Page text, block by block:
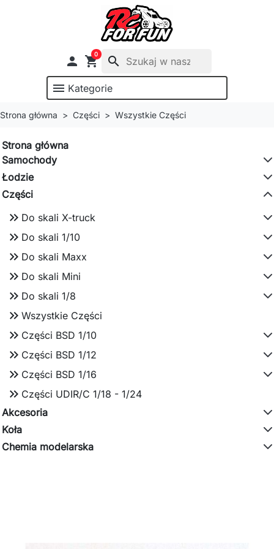
 shopping_cart
0
search
menu Kategorie
Strona główna Części Wszystkie Części
Strona główna
Samochody
Łodzie
Części
keyboard_double_arrow_right Do skali X-truck
keyboard_double_arrow_right Do skali 1/10
keyboard_double_arrow_right Do skali Maxx
keyboard_double_arrow_right Do skali Mini
keyboard_double_arrow_right Do skali 1/8
keyboard_double_arrow_right Wszystkie Części
keyboard_double_arrow_right Części BSD 1/10
keyboard_double_arrow_right Części BSD 1/12
keyboard_double_arrow_right Części BSD 1/16
keyboard_double_arrow_right Części UDIR/C 1/18 - 1/24
Akcesoria
Koła
Chemia modelarska